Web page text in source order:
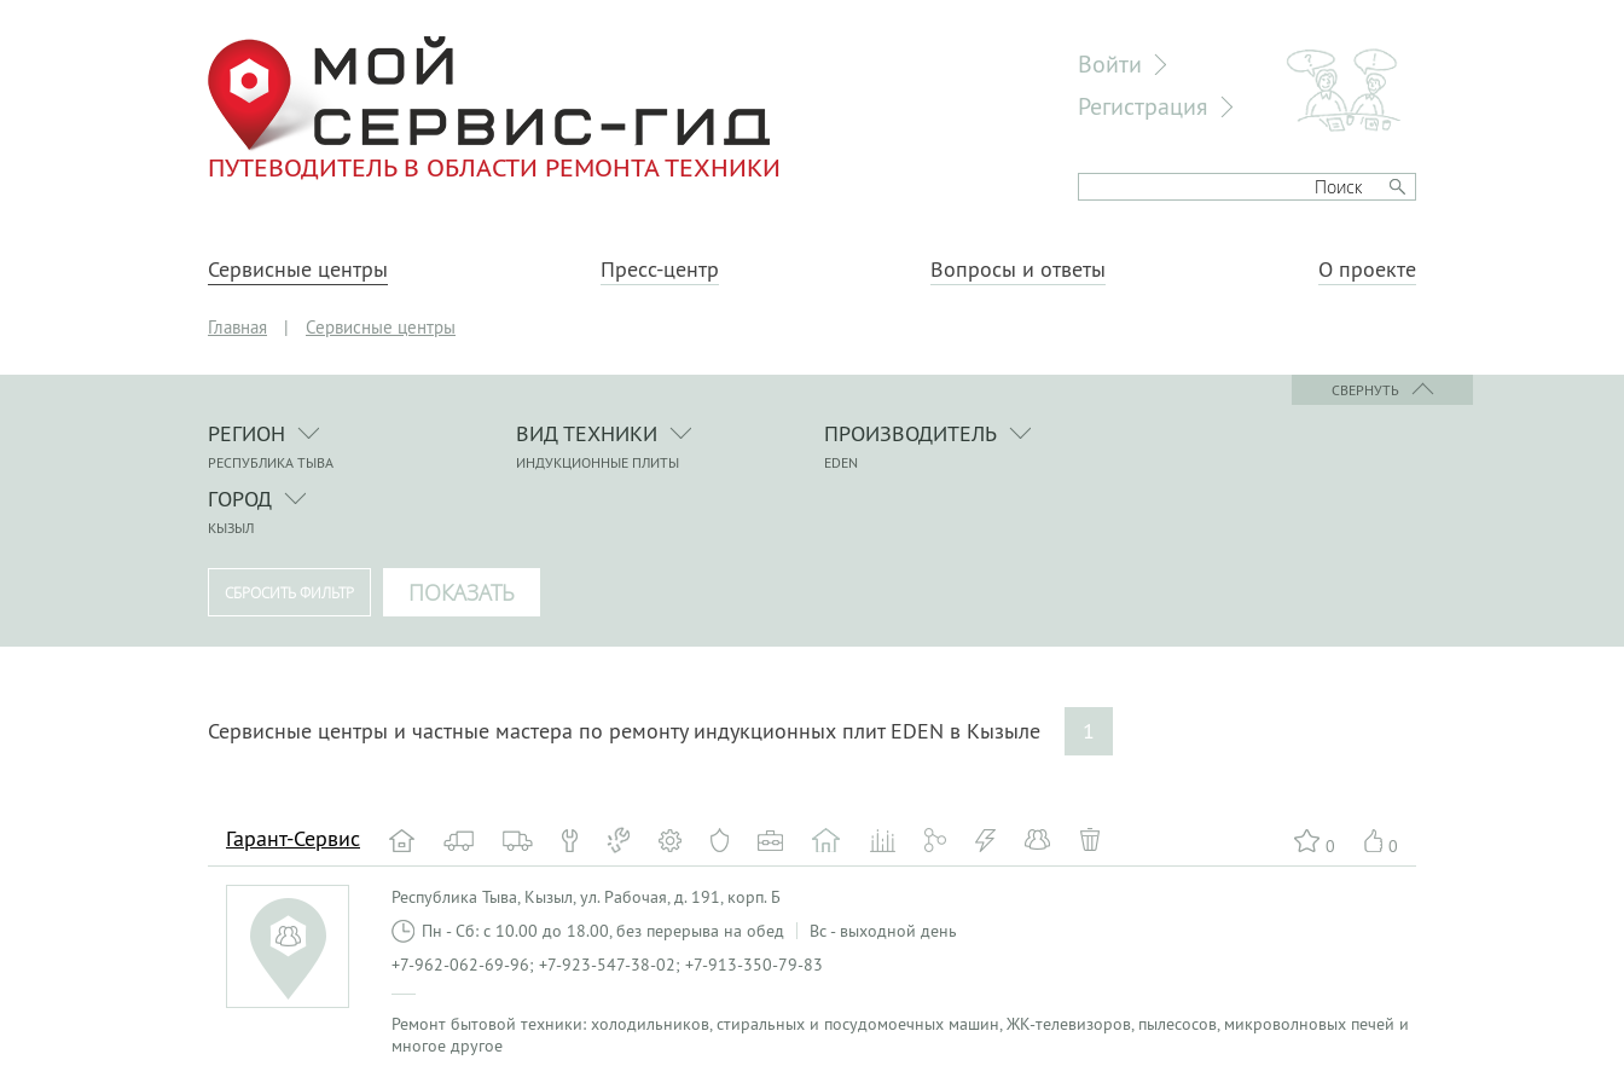
ПУТЕВОДИТЕЛЬ В ОБЛАСТИ РЕМОНТА ТЕХНИКИ
Войти
Регистрация
Сервисные центры Пресс-центр Вопросы и ответы О проекте
Главная | Сервисные центры
СВЕРНУТЬ
РЕГИОН
РЕСПУБЛИКА ТЫВА
ВИД ТЕХНИКИ
ИНДУКЦИОННЫЕ ПЛИТЫ
ПРОИЗВОДИТЕЛЬ
EDEN
ГОРОД
КЫЗЫЛ
Сервисные центры и частные мастера по ремонту индукционных плит EDEN в Кызыле 1
0 0
Гарант-Сервис
Республика Тыва, Кызыл, ул. Рабочая, д. 191, корп. Б
Пн - Сб: с 10.00 до 18.00, без перерыва на обед
Вс - выходной день
+7-962-062-69-96; +7-923-547-38-02; +7-913-350-79-83
Ремонт бытовой техники: холодильников, стиральных и посудомоечных машин, ЖК-телевизоров, пылесосов, микроволновых печей и
многое другое